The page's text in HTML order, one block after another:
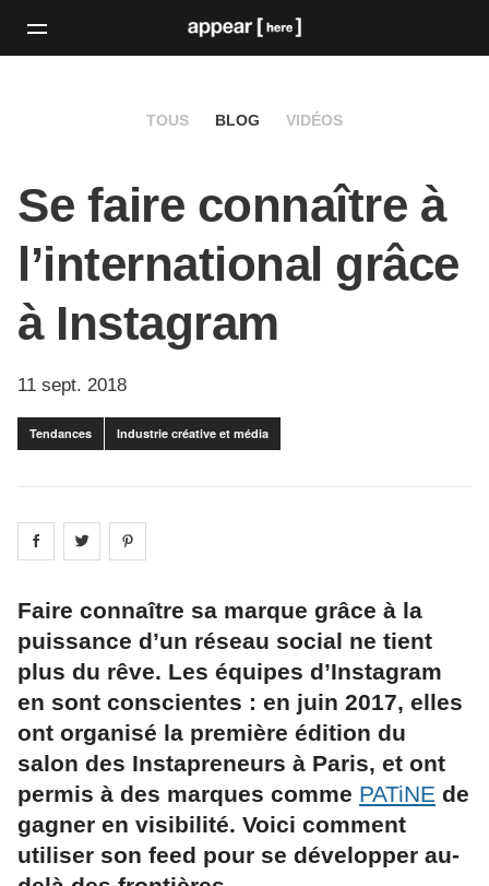
TOUS BLOG VIDÉOS
Se faire connaître à
l’international grâce
à Instagram
11 sept. 2018
Tendances Industrie créative et média
Share on facebook
Share on
Faire connaître sa marque grâce à la
puissance d’un réseau social ne tient
plus du rêve. Les équipes d’Instagram
en sont conscientes : en juin 2017, elles
ont organisé la première édition du
salon des Instapreneurs à Paris, et ont
permis à des marques comme PATiNE de
gagner en visibilité. Voici comment
utiliser son feed pour se développer au-